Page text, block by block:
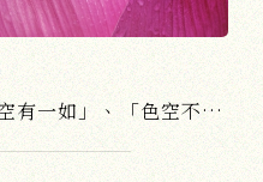
身心一如也就是傳統佛教所說的「空有一如」、「色空不二」，以現代科學來講叫「心物一元」，精神與物質是同一個東西......